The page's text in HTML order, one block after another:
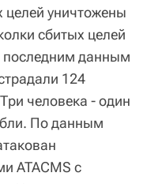
целей уничтожены
сбитых целей
последним данным
124
человека - один
По данным
ATACMS с